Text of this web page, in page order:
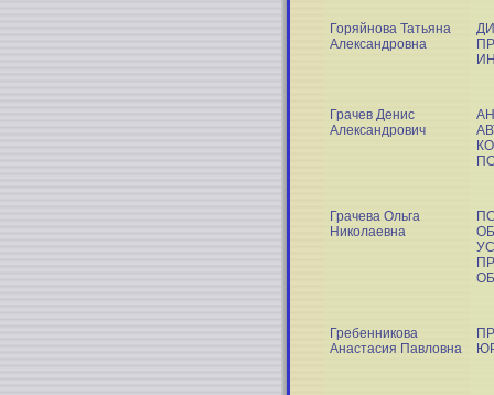
Горяйнова Татьяна
Александровна
Грачев Денис
Александрович
Грачева Ольга
Николаевна
Гребенникова
Анастасия Павловна